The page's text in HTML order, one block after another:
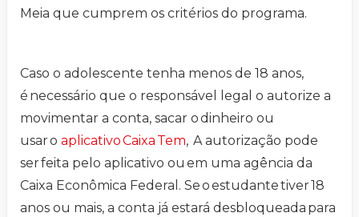
Meia que cumprem os critérios do programa.
Caso o adolescente tenha menos de 18 anos,
é necessário que o responsável legal o autorize a
movimentar a conta, sacar o dinheiro ou
usar o aplicativo Caixa Tem, A autorização pode
ser feita pelo aplicativo ou em uma agência da
Caixa Econômica Federal. Se o estudante tiver 18
anos ou mais, a conta já estará desbloqueada para